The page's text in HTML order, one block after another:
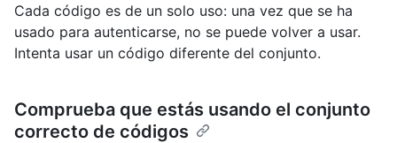
Cada código es de un solo uso: una vez que se ha
usado para autenticarse, no se puede volver a usar.
Intenta usar un código diferente del conjunto.
Comprueba que estás usando el conjunto
correcto de códigos